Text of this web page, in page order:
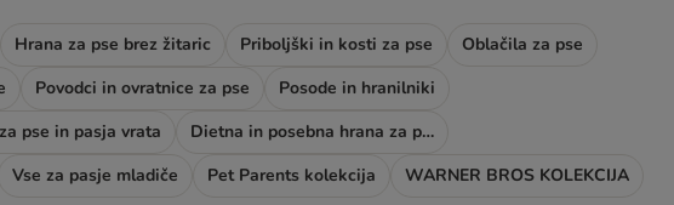
Hrana za pse brez žitaric Priboljški in kosti za pse
Oblačila za pse
Povodci in ovratnice za pse
Posode in hranilniki
pse in pasja vrata
Dietna in posebna hrana za pse
Vse za pasje mladiče Pet Parents kolekcija WARNER BROS KOLEKCIJA